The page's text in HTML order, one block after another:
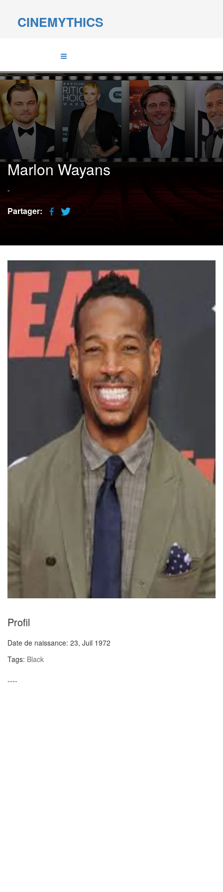
CINEMYTHICS
Marlon Wayans
-
Partager:
Profil
Date de naissance: 23, Juil 1972
Tags: Black
----